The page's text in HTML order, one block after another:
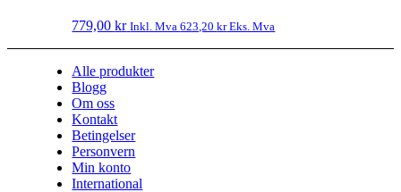
779,00kr Inkl. Mva623,20krEks. Mva
Alle produkter
Blogg
Om oss
Kontakt
Betingelser
Personvern
Min konto
International